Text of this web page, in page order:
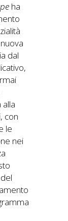
ha
dal
con
le
nei